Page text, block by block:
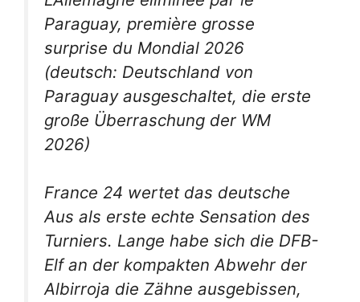
Paraguay, première grosse
surprise du Mondial 2026
(deutsch: Deutschland von
Paraguay ausgeschaltet, die erste
große Überraschung der WM
2026)
France 24 wertet das deutsche
Aus als erste echte Sensation des
Turniers. Lange habe sich die DFB-
Elf an der kompakten Abwehr der
Albirroja die Zähne ausgebissen,